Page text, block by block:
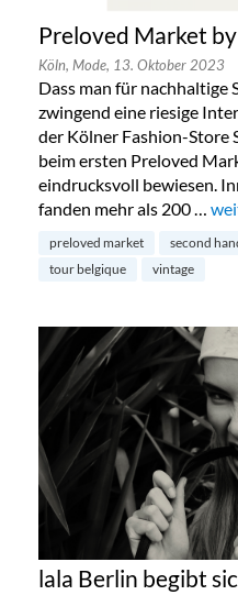
Preloved Market
Köln, Mode, 13. Oktober 2023
Dass man für
zwingend eine riesige
der Kölner Fashion-Store
beim ersten Preloved
eindrucksvoll bewiesen.
fanden mehr als 200 …
preloved market second
tour belgique
vintage
lala Berlin begibt